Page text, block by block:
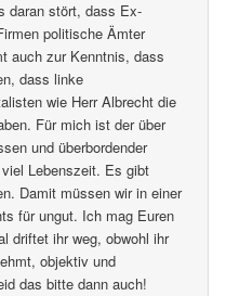
daran stört, dass Ex-
politische Ämter
auch zur Kenntnis, dass
dass linke
wie Herr Albrecht die
Für mich ist der über
und überbordender
Lebenszeit. Es gibt
Damit müssen wir in einer
für ungut. Ich mag Euren
driftet ihr weg, obwohl ihr
objektiv und
das bitte dann auch!